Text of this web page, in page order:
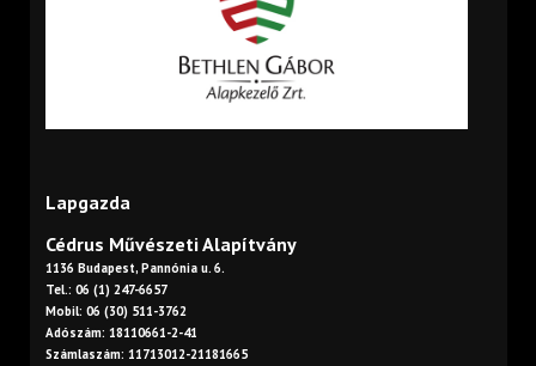
Lapgazda
Cédrus Művészeti Alapítvány
1136 Budapest, Pannónia u. 6.
Tel.: 06 (1) 247-6657
Mobil: 06 (30) 511-3762
Adószám: 18110661-2-41
Számlaszám: 11713012-21181665